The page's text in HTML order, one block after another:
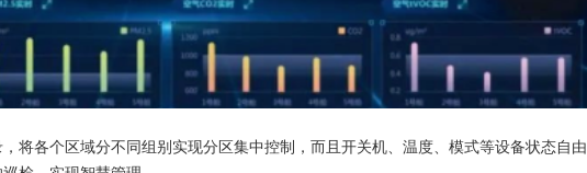
将各个区域分不同组别实现分区集中控制，而且开关机、温度、模式等设备状态自由